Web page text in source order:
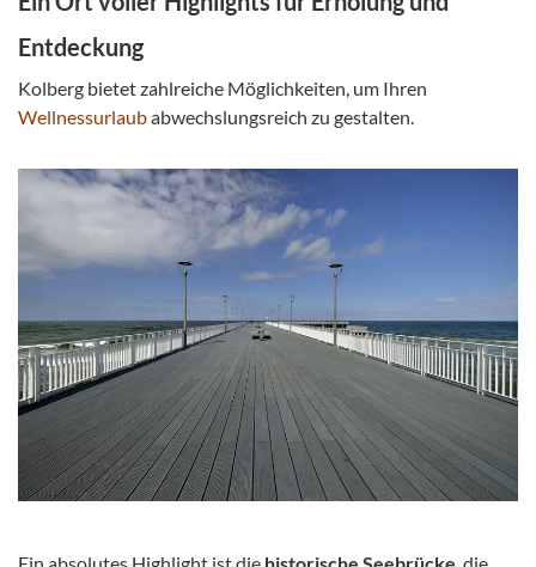
Entdeckung
Kolberg bietet zahlreiche Möglichkeiten, um Ihren
Wellnessurlaubabwechslungsreich zu gestalten.